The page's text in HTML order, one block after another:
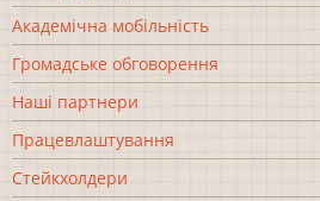
Академічна мобільність
Громадське обговорення
Наші партнери
Працевлаштування
Стейкхолдери